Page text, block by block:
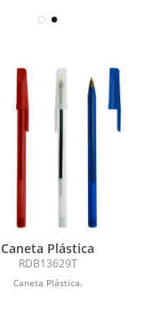
Caneta Plástica
RDB13629T
Caneta Plástica.